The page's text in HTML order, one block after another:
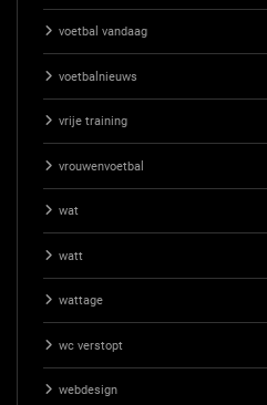
voetbal vandaag
voetbalnieuws
vrije training
vrouwenvoetbal
wat
watt
wattage
wc verstopt
webdesign